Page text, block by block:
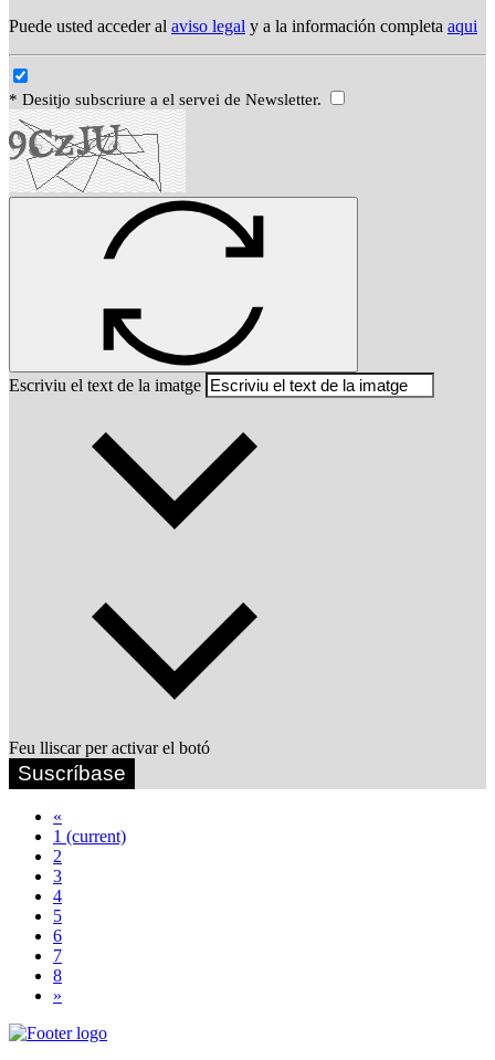
Puede usted acceder al aviso legal y a la información completa aqui
* Desitjo subscriure a el servei de Newsletter.
Escriviu el text de la imatge
Feu lliscar per activar el botó
Suscríbase
«
1 (current)
2
3
4
5
6
7
8
»